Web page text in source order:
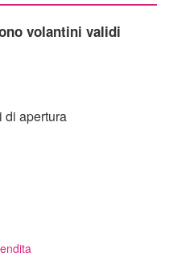
volantini validi
di apertura